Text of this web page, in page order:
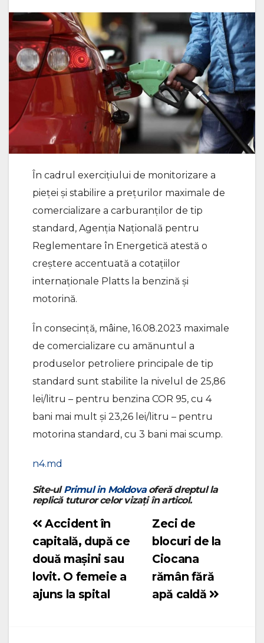
În cadrul exercițiului de monitorizare a
pieței și stabilire a prețurilor maximale de
comercializare a carburanților de tip
standard, Agenția Națională pentru
Reglementare în Energetică atestă o
creștere accentuată a cotațiilor
internaționale Platts la benzină și
motorină.
În consecință, mâine, 16.08.2023 maximale
de comercializare cu amănuntul a
produselor petroliere principale de tip
standard sunt stabilite la nivelul de 25,86
lei/litru – pentru benzina COR 95, cu 4
bani mai mult și 23,26 lei/litru – pentru
motorina standard, cu 3 bani mai scump.
n4.md
Site-ulPrimul in Moldovaoferă dreptul la
replică tuturor celor vizați în articol.
Navigare
în
articole
Zeci de
blocuri de la
Ciocana
rămân fără
apă caldă
Accident în
capitală, după ce
două mașini sau
lovit. O femeie a
ajuns la spital